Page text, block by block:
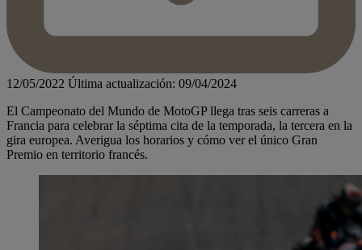
12/05/2022 Última actualización: 09/04/2024
El Campeonato del Mundo de MotoGP llega tras seis carreras a
Francia para celebrar la séptima cita de la temporada, la tercera en la
gira europea. Averigua los horarios y cómo ver el único Gran
Premio en territorio francés.